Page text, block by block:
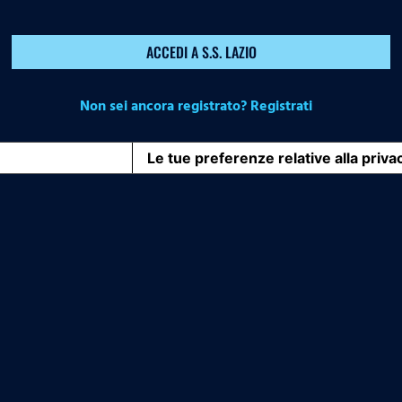
ACCEDI A S.S. LAZIO
Non sei ancora registrato? Registrati
Le tue preferenze relative alla